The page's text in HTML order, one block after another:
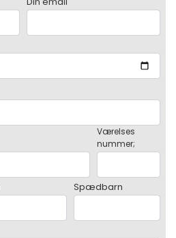
Værelses
nummer;
Spædbarn